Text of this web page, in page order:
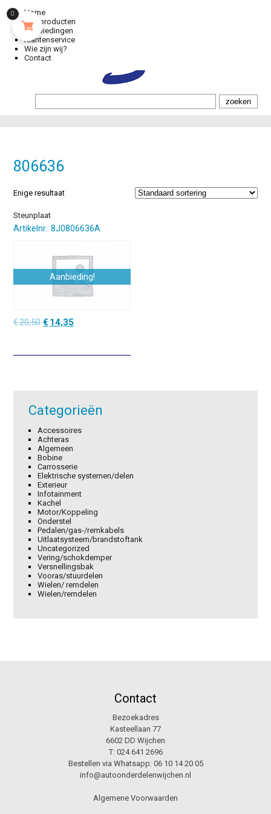
Home
Alle producten
Aanbiedingen
Klantenservice
Wie zijn wij?
Contact
806636
Enige resultaat
Steunplaat
Artikelnr.: 8J0806636A
Aanbieding!
€20,50Oorspronkelijke
€20,50.
€ 14,35
€14,35.
Categorieën
Accessoires
Achteras
Algemeen
Bobine
Carrosserie
Elektrische systemen/delen
Exterieur
Infotainment
Kachel
Motor/Koppeling
Onderstel
Pedalen/gas-/remkabels
Uitlaatsysteem/brandstoftank
Uncategorized
Vering/schokdemper
Versnellingsbak
Vooras/stuurdelen
Wielen/ remdelen
Wielen/remdelen
Contact
Bezoekadres
Kasteellaan 77
6602 DD Wijchen
T: 024 641 2696
Bestellen via Whatsapp: 06 10 14 20 05
info@autoonderdelenwijchen.nl
Algemene Voorwaarden
0